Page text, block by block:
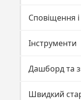
Сповіщення
Інструменти
Дашборд та
Швидкий